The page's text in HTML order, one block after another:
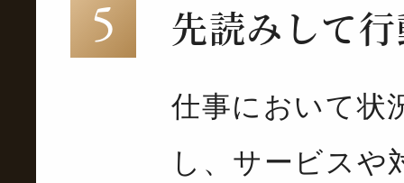
先読みして
仕事において状
し、サービスや